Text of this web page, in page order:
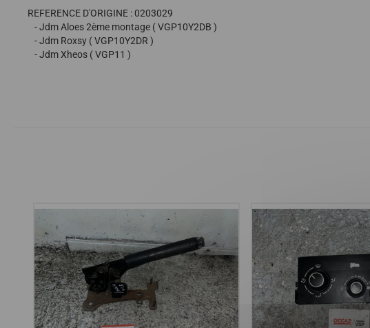
d’images
REFERENCE D'ORIGINE : 0203029
- Jdm Aloes 2ème montage ( VGP10Y2DB )
- Jdm Roxsy ( VGP10Y2DR )
- Jdm Xheos ( VGP11 )